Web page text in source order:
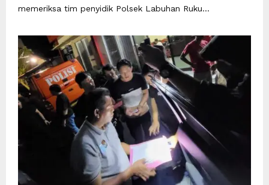
memeriksa tim penyidik Polsek Labuhan Ruku...